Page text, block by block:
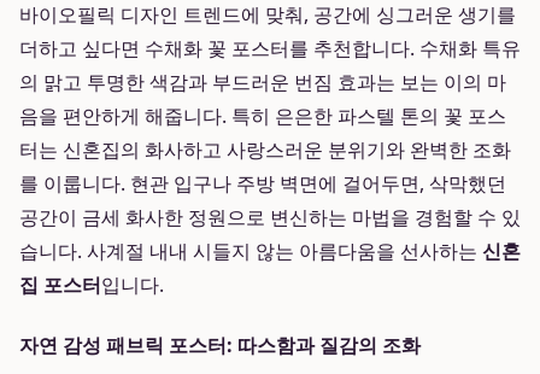
바이오필릭 디자인 트렌드에 맞춰, 공간에 싱그러운 생기를
더하고 싶다면 수채화 꽃 포스터를 추천합니다. 수채화 특유
의 맑고 투명한 색감과 부드러운 번짐 효과는 보는 이의 마
음을 편안하게 해줍니다. 특히 은은한 파스텔 톤의 꽃 포스
터는 신혼집의 화사하고 사랑스러운 분위기와 완벽한 조화
를 이룹니다. 현관 입구나 주방 벽면에 걸어두면, 삭막했던
공간이 금세 화사한 정원으로 변신하는 마법을 경험할 수 있
습니다. 사계절 내내 시들지 않는 아름다움을 선사하는 신혼
집 포스터입니다.
자연 감성 패브릭 포스터: 따스함과 질감의 조화